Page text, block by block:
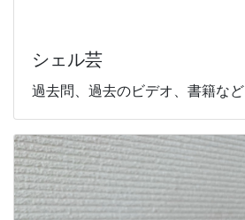
シェル芸
過去問、過去のビデオ、書籍など